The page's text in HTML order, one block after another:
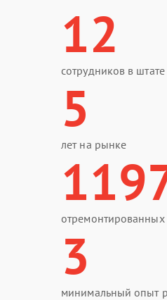
12
сотрудников в штате
5
лет на рынке
отремонтированных
3
минимальный опыт